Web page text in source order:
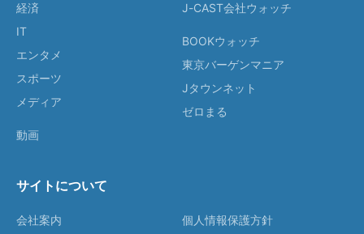
経済
IT
エンタメ
スポーツ
メディア
動画
J-CAST会社ウォッチ
BOOKウォッチ
東京バーゲンマニア
Jタウンネット
ゼロまる
サイトについて
会社案内 個人情報保護方針